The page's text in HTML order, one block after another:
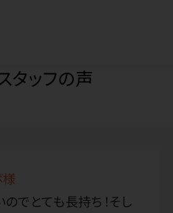
タッフの声
でとても長持ち！そし